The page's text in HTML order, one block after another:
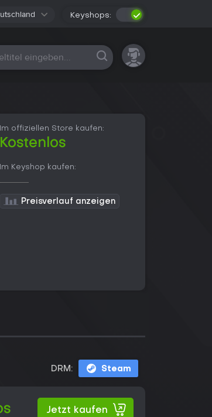
Keyshops:
Plattformen
Im offiziellen Store kaufen:
Kostenlos
Im Keyshop kaufen:
Preisverlauf anzeigen
DRM: Steam
Jetzt kaufen